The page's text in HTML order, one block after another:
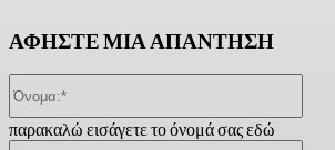
ΑΦΗΣΤΕ ΜΙΑ ΑΠΑΝΤΗΣΗ
παρακαλώ εισάγετε το όνομά σας εδώ